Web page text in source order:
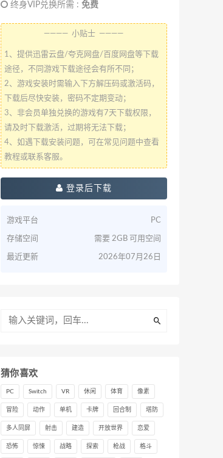
终身VIP兑换所需 : 免费
———— 小贴士 ————
1、提供迅雷云盘/夸克网盘/百度网盘等下载
途径，不同游戏下载途径会有所不同；
2、游戏安装时需输入下方解压码或激活码，
下载后尽快安装，密码不定期变动；
3、非会员单独兑换的游戏有7天下载权限，
请及时下载激活，过期将无法下载；
4、如遇下载安装问题，可在常见问题中查看
教程或联系客服。
登录后下载
游戏平台 PC
存储空间 需要 2GB 可用空间
最近更新 2026年07月26日
猜你喜欢
PC Switch VR 休闲 体育 像素
冒险 动作 单机 卡牌 回合制 塔防
多人同屏 射击 建造 开放世界 恋爱
恐怖 惊悚 战略 探索 枪战 格斗